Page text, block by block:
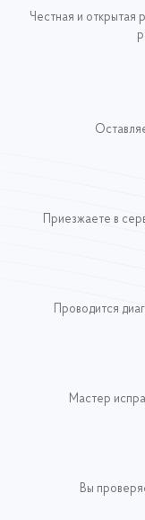
Честная и открытая
Приезжаете в
Проводится
Мастер
Вы